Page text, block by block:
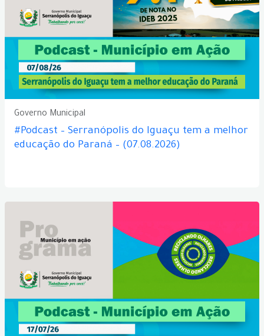
Governo Municipal
#Podcast – Serranópolis do Iguaçu tem a melhor
educação do Paraná – (07.08.2026)